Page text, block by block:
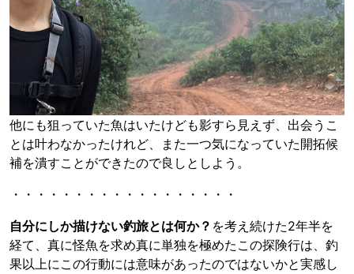
他にも狙っていた魚はいたけども影すら見えず、出会うこ
とは叶わなかったけれど、また一つ気になっていた開拓候
補を潰すことができたので良しとしよう。
・・・・・・・・・・・・・・・・・・
自分にしか描けない釣旅とは何か？ を考え続けた2年半を
経て、真に怪魚を求め真に単独を極めたこの探険行は、釣
果以上にこの行動には意味があったのではないかと実感し